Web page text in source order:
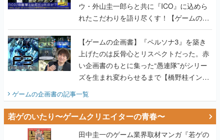
ウ・外山圭一郎らと共に『ICO』に込めら
れたこだわりを語り尽くす！【ゲームの企
画書】
【ゲームの企画書】『ペルソナ3』を築き
上げたのは反骨心とリスペクトだった。赤
い企画書のもとに集った“愚連隊”がシリー
ズを生まれ変わらせるまで【橋野桂インタ
ゲームの企画書の記事一覧
若ゲのいたり〜ゲームクリエイターの青春〜
田中圭一のゲーム業界取材マンガ『若ゲの